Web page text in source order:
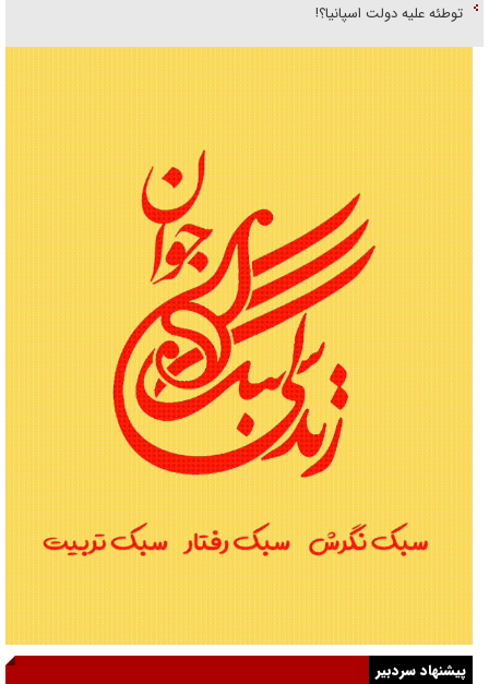
توطئه علیه دولت اسپانیا؟!
پیشنهاد سردبیر